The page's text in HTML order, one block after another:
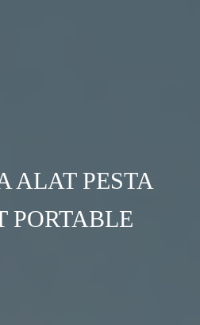
ALAT PESTA
PORTABLE